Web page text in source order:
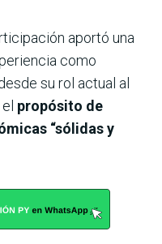
aportó una
como
su rol actual al
propósito de
“sólidas y